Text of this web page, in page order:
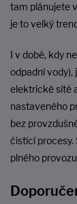
tam plánujete
je to velký
I v době, kdy
odpadní vody),
elektrické sítě
nastaveného
bez
čistící procesy.
plného